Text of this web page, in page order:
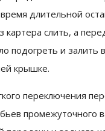
длительной
картера слить, а
подогреть и залить
крышке.
переключения
промежуточного